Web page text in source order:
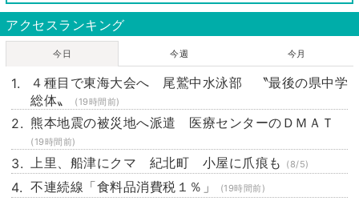
アクセスランキング
今日 今週 今月
４種目で東海大会へ 尾鷲中水泳部 〝最後の県中学
総体〟
(19時間前)
熊本地震の被災地へ派遣 医療センターのＤＭＡＴ
(19時間前)
上里、船津にクマ 紀北町 小屋に爪痕も (8/5)
不連続線「食料品消費税１％」 (19時間前)